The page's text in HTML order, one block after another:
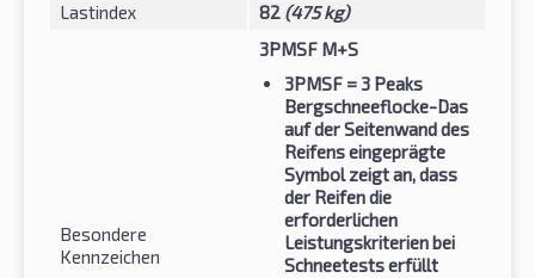
Lastindex
82 (475 kg)
Besondere
Kennzeichen
3PMSF M+S
3PMSF = 3 Peaks
Bergschneeflocke-Das
auf der Seitenwand des
Reifens eingeprägte
Symbol zeigt an, dass
der Reifen die
erforderlichen
Leistungskriterien bei
Schneetests erfüllt